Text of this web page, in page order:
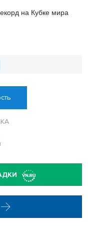
на Кубке мира